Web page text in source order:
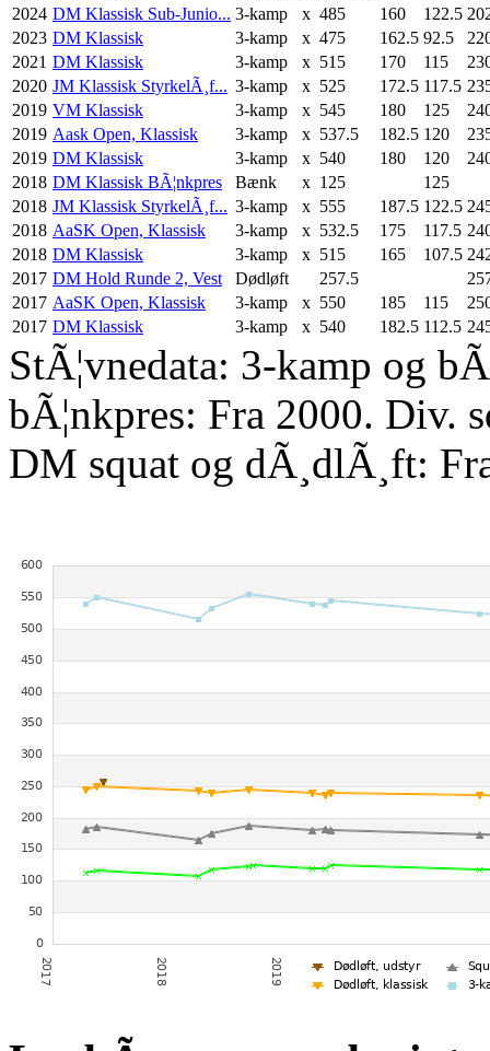
2024 DM Klassisk Sub-Junio... 3-kamp x 485 160 122.5
2023 DM Klassisk 3-kamp x 475 162.5 92.5
2021 DM Klassisk 3-kamp x 515 170 115
2020 JM Klassisk StyrkelÃ¸f... 3-kamp x 525 172.5 117.5
2019 VM Klassisk 3-kamp x 545 180 125
2019 Aask Open, Klassisk 3-kamp x 537.5 182.5 120
2019 DM Klassisk 3-kamp x 540 180 120
2018 DM Klassisk BÃ¦nkpres Bænk x 125
125
2018 JM Klassisk StyrkelÃ¸f... 3-kamp x 555 187.5 122.5
2018 AaSK Open, Klassisk 3-kamp x 532.5 175 117.5
2018 DM Klassisk 3-kamp x 515 165 107.5
2017 DM Hold Runde 2, Vest Dødløft 257.5
2017 AaSK Open, Klassisk 3-kamp x 550 185 115
2017 DM Klassisk 3-kamp x 540 182.5 112.5
StÃ¦vnedata: 3-kamp og
bÃ¦nkpres: Fra 2000. Div.
DM squat og dÃ¸dlÃ¸ft: